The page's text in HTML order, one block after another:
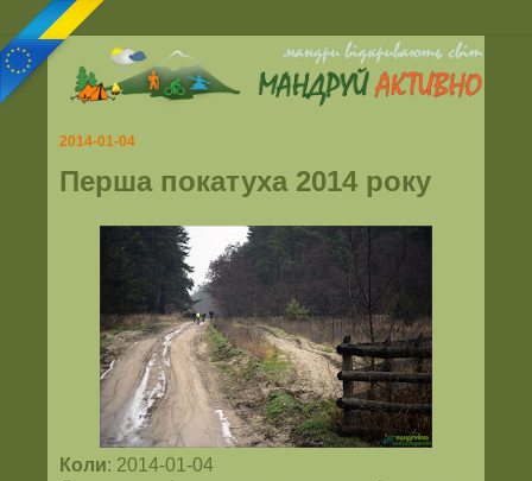
2014-01-04
Перша покатуха 2014 року
Коли: 2014-01-04